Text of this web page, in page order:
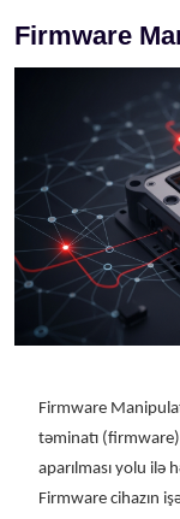
Firmware
Firmware
təminatı
aparılması yolu ilə
Firmware cihazın